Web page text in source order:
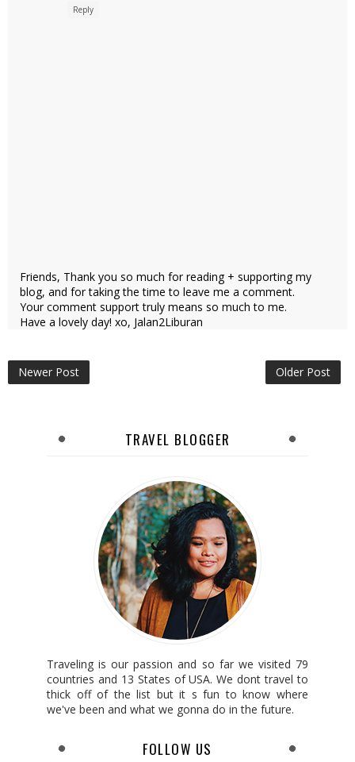
Reply
Friends, Thank you so much for reading + supporting my
blog, and for taking the time to leave me a comment.
Your comment support truly means so much to me.
Have a lovely day! xo, Jalan2Liburan
Newer Post Older Post
TRAVEL BLOGGER
Traveling is our passion and so far we visited 79
countries and 13 States of USA. We dont travel to
thick off of the list but it s fun to know where
we've been and what we gonna do in the future.
FOLLOW US